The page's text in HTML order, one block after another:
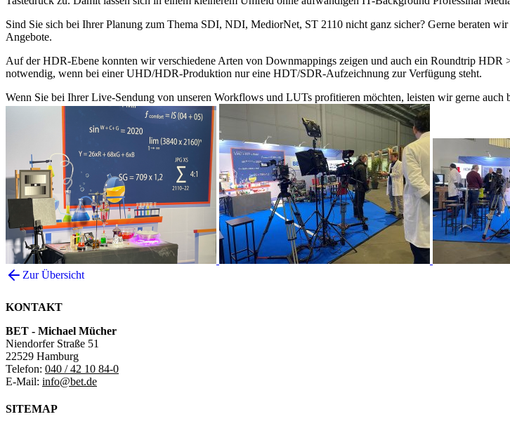
Sind Sie sich bei Ihrer Planung zum Thema SDI, NDI, MediorNet, ST 2110 nicht ganz sicher? Gerne beraten
Angebote.
Auf der HDR-Ebene konnten wir verschiedene Arten von Downmappings zeigen und auch ein Roundtrip
notwendig, wenn bei einer UHD/HDR-Produktion nur eine HDT/SDR-Aufzeichnung zur Verfügung steht.
Wenn Sie bei Ihrer Live-Sendung von unseren Workflows und LUTs profitieren möchten, leisten wir gerne
Zur Übersicht
KONTAKT
BET - Michael Mücher
Niendorfer Straße 51
22529 Hamburg
Telefon: 040 / 42 10 84-0
E-Mail: info@bet.de
SITEMAP